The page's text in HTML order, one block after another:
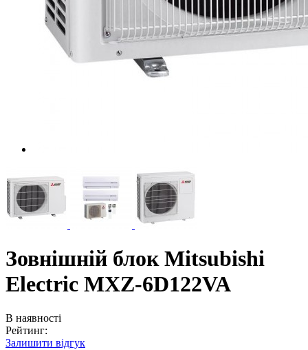
Зовнішній блок Mitsubishi
Electric MXZ-6D122VA
В наявності
Рейтинг:
Залишити відгук